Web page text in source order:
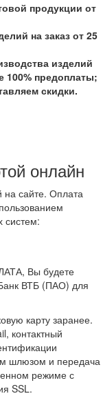
продукции от
на заказ от 25
изделий
100% предоплаты;
скидки.
онлайн
на сайте. Оплата
систем:
Вы будете
ВТБ (ПАО) для
карту заранее.
контактный
шлюзом и передача
режиме с
SSL.